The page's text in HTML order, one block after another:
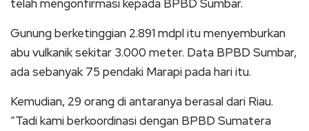
telah mengonfirmasi kepada BPBD Sumbar.
Gunung berketinggian 2.891 mdpl itu menyemburkan
abu vulkanik sekitar 3.000 meter. Data BPBD Sumbar,
ada sebanyak 75 pendaki Marapi pada hari itu.
Kemudian, 29 orang di antaranya berasal dari Riau.
“Tadi kami berkoordinasi dengan BPBD Sumatera